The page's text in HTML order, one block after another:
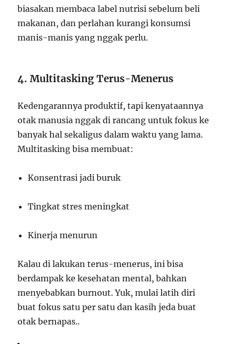
biasakan membaca label nutrisi sebelum beli
makanan, dan perlahan kurangi konsumsi
manis-manis yang nggak perlu.
4. Multitasking Terus-Menerus
Kedengarannya produktif, tapi kenyataannya
otak manusia nggak di rancang untuk fokus ke
banyak hal sekaligus dalam waktu yang lama.
Multitasking bisa membuat:
Konsentrasi jadi buruk
Tingkat stres meningkat
Kinerja menurun
Kalau di lakukan terus-menerus, ini bisa
berdampak ke kesehatan mental, bahkan
menyebabkan burnout. Yuk, mulai latih diri
buat fokus satu per satu dan kasih jeda buat
otak bernapas..